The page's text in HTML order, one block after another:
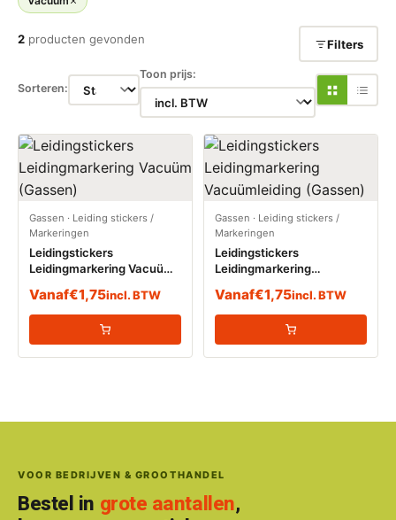
2 producten gevonden Filters
Sorteren:
Toon prijs:
Gassen · Leiding stickers /
Markeringen
Leidingstickers
Leidingmarkering Vacuüm
Vanaf€1,75incl. BTW
Gassen · Leiding stickers /
Markeringen
Leidingstickers
Leidingmarkering
Vanaf€1,75incl. BTW
VOOR BEDRIJVEN & GROOTHANDEL
Bestel in grote aantallen,